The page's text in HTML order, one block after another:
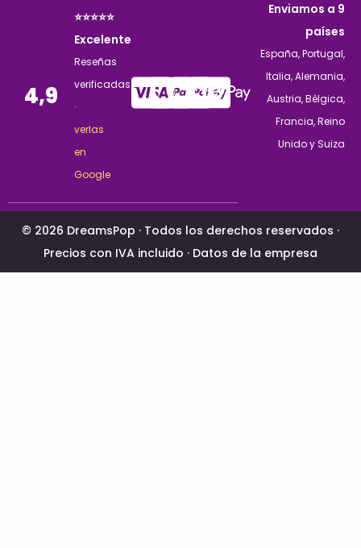
4,9
⭐⭐⭐⭐⭐
Excelente
Reseñas
verificadas
·
verlas
en
Google
Enviamos a 9
países
España, Portugal,
Italia, Alemania,
Austria, Bélgica,
Francia, Reino
Unido y Suiza
© 2026 DreamsPop · Todos los derechos reservados ·
Precios con IVA incluido · Datos de la empresa